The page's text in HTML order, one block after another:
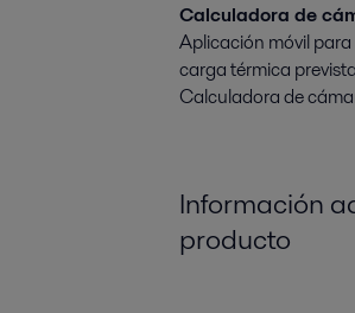
Calculadora de
Aplicación móvil
carga térmica
Calculadora de
Información
producto